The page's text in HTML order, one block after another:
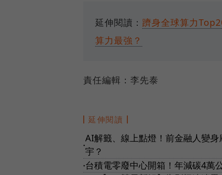
延伸閱讀： 躋身全球算力
算力最強？
責任編輯：李先泰
延伸閱讀
●
AI解籤、線上點燈！前金融人變
宇？
● 台積電零廢中心開箱！年減碳4